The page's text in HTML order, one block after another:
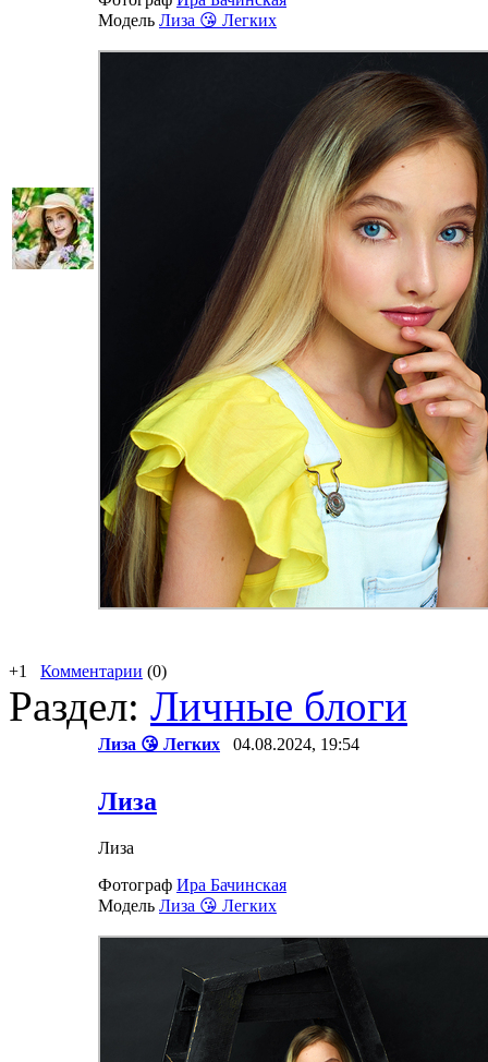
Модель Лиза 😘 Легких
+1 Комментарии (0)
Раздел: Личные блоги
Лиза 😘 Легких 04.08.2024, 19:54
Лиза
Лиза
Фотограф Ира Бачинская
Модель Лиза 😘 Легких